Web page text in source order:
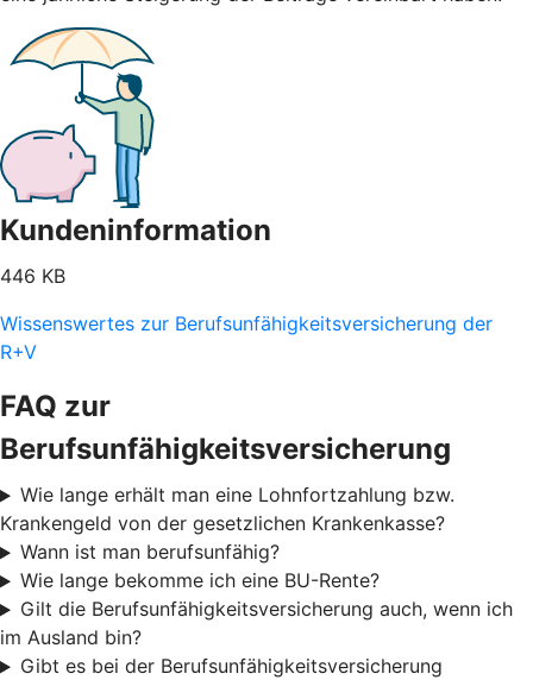
Kundeninformation
446 KB
Wissenswertes zur Berufsunfähigkeitsversicherung der
R+V
FAQ zur
Berufsunfähigkeitsversicherung
Wie lange erhält man eine Lohnfortzahlung bzw.
Krankengeld von der gesetzlichen Krankenkasse?
Wann ist man berufsunfähig?
Wie lange bekomme ich eine BU-Rente?
Gilt die Berufsunfähigkeitsversicherung auch, wenn ich
im Ausland bin?
Gibt es bei der Berufsunfähigkeitsversicherung